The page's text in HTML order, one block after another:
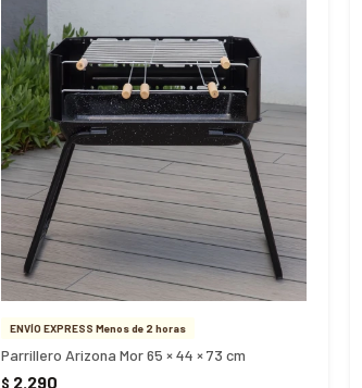
ENVÍO EXPRESS Menos de 2 horas
Parrillero Arizona Mor 65 × 44 × 73 cm
$ 2.290